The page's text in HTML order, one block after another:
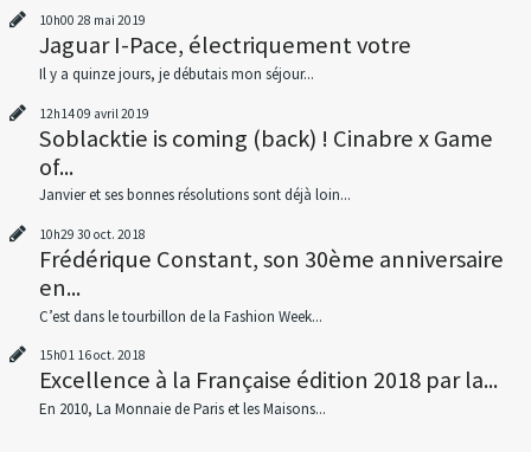
10h00 28 mai 2019
Jaguar I-Pace, électriquement votre
Il y a quinze jours, je débutais mon séjour...
12h1409 avril 2019
Soblacktie is coming (back) ! Cinabre x Game
of...
Janvier et ses bonnes résolutions sont déjà loin...
10h29 30 oct. 2018
Frédérique Constant, son 30ème anniversaire
en...
C’est dans le tourbillon de la Fashion Week...
15h01 16oct. 2018
Excellence à la Française édition 2018 par la...
En 2010, La Monnaie de Paris et les Maisons...